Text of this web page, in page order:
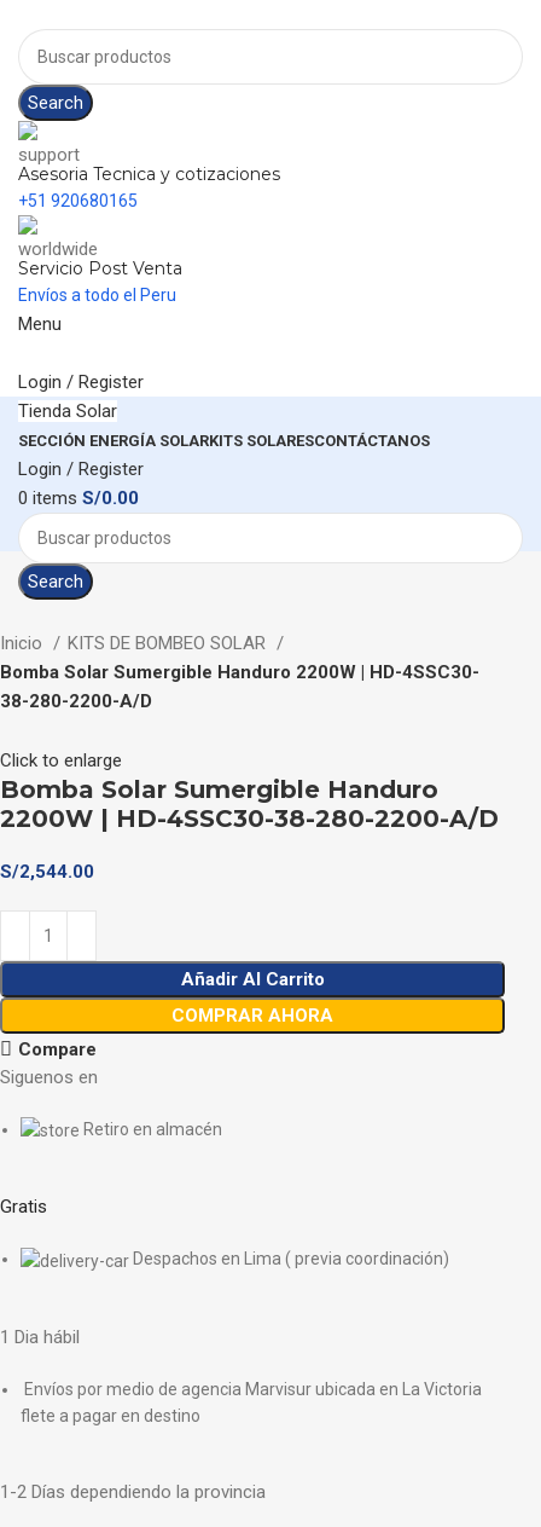
Search
Asesoria Tecnica y cotizaciones
+51 920680165
Servicio Post Venta
Envíos a todo el Peru
Menu
Login / Register
Tienda Solar
SECCIÓN ENERGÍA SOLARKITS SOLARESCONTÁCTANOS
Login / Register
0 items S/0.00
Search
Inicio
KITS DE BOMBEO SOLAR
Bomba Solar Sumergible Handuro 2200W | HD-4SSC30-
38-280-2200-A/D
Click to enlarge
Bomba Solar Sumergible Handuro
2200W | HD-4SSC30-38-280-2200-A/D
S/2,544.00
Añadir Al Carrito
COMPRAR AHORA
Compare
Siguenos en
Retiro en almacén
Gratis
Despachos en Lima ( previa coordinación)
1 Dia hábil
Envíos por medio de agencia Marvisur ubicada en La Victoria
flete a pagar en destino
1-2 Días dependiendo la provincia